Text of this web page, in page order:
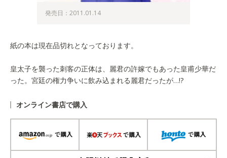
発売日：2011.01.14
紙の本は現在品切れとなっております。
皇太子を襲った刺客の正体は、麗君の許嫁でもあった皇甫少華だ
った。宮廷の権力争いに飲み込まれる麗君だったが…!?
オンライン書店で購入